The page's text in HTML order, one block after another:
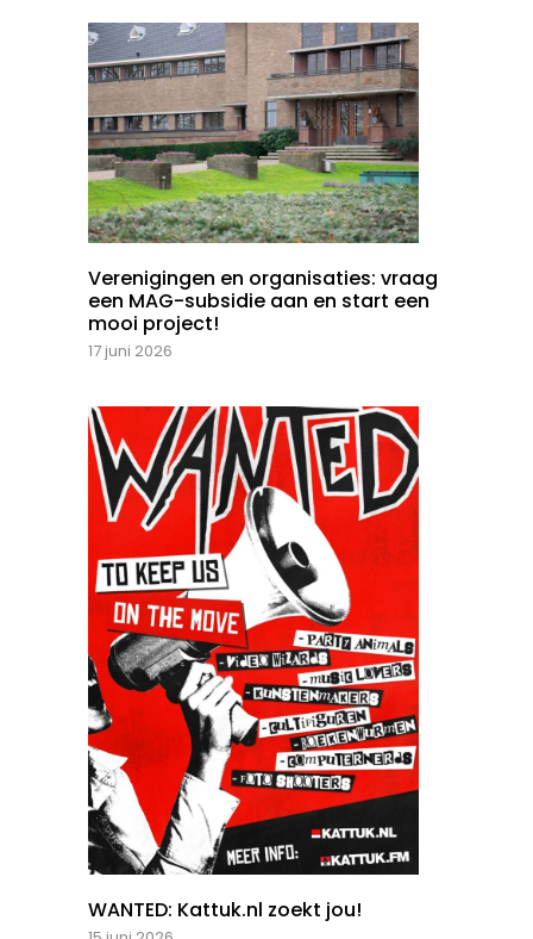
Verenigingen en organisaties: vraag
een MAG-subsidie aan en start een
mooi project!
17 juni 2026
WANTED: Kattuk.nl zoekt jou!